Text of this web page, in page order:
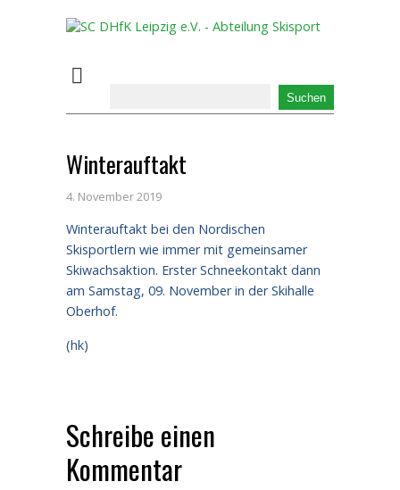
Winterauftakt
4. November 2019
Winterauftakt bei den Nordischen
Skisportlern wie immer mit gemeinsamer
Skiwachsaktion. Erster Schneekontakt dann
am Samstag, 09. November in der Skihalle
Oberhof.
(hk)
Schreibe einen
Kommentar